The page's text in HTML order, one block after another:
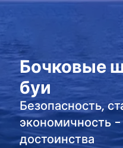
Бочковые
буи
Безопасность,
экономичность
достоинства